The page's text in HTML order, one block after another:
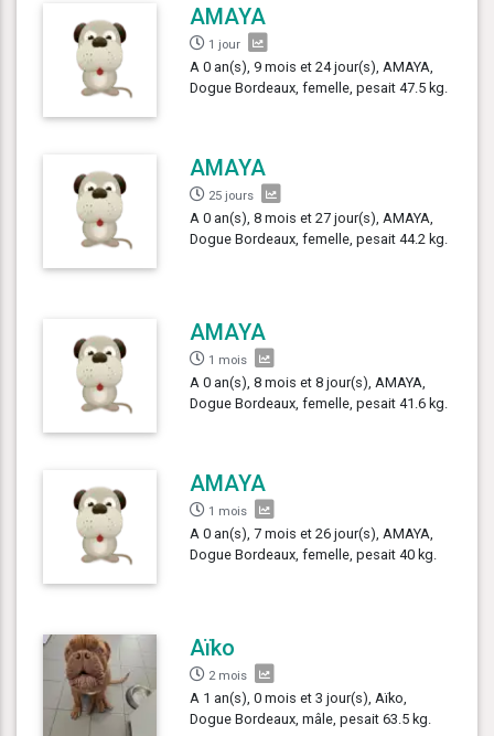
AMAYA
1 jour
A 0 an(s), 9 mois et 24 jour(s), AMAYA,
Dogue Bordeaux, femelle, pesait 47.5 kg.
AMAYA
25 jours
A 0 an(s), 8 mois et 27 jour(s), AMAYA,
Dogue Bordeaux, femelle, pesait 44.2 kg.
AMAYA
1 mois
A 0 an(s), 8 mois et 8 jour(s), AMAYA,
Dogue Bordeaux, femelle, pesait 41.6 kg.
AMAYA
1 mois
A 0 an(s), 7 mois et 26 jour(s), AMAYA,
Dogue Bordeaux, femelle, pesait 40 kg.
Aïko
2 mois
A 1 an(s), 0 mois et 3 jour(s), Aïko,
Dogue Bordeaux, mâle, pesait 63.5 kg.